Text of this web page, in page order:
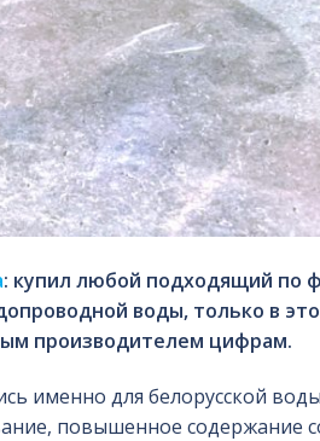
: купил любой подходящий по
воды, только в
производителем цифрам.
именно для белорусской
повышенное содержание